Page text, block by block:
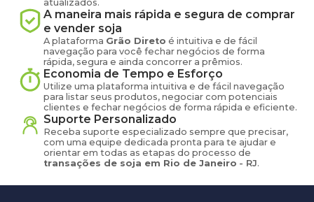
atualizados.
A maneira mais rápida e segura de comprar
e vender soja
A plataforma Grão Direto é intuitiva e de fácil
navegação para você fechar negócios de forma
rápida, segura e ainda concorrer a prêmios.
Economia de Tempo e Esforço
Utilize uma plataforma intuitiva e de fácil navegação
para listar seus produtos, negociar com potenciais
clientes e fechar negócios de forma rápida e eficiente.
Suporte Personalizado
Receba suporte especializado sempre que precisar,
com uma equipe dedicada pronta para te ajudar e
orientar em todas as etapas do processo de
transações de soja em Rio de Janeiro - RJ.